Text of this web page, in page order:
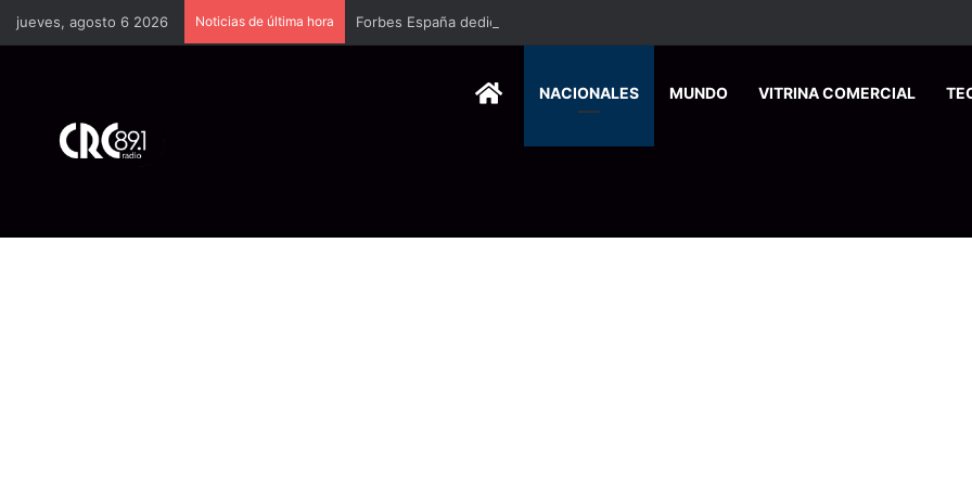
jueves, agosto 6 2026 Noticias de última hora Forbes España dedica edición especial a Costa Rica para promover el turismo europeo
HOMENACIONALES MUNDO VITRINA COMERCIAL